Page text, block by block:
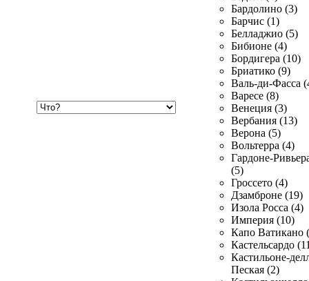
Бардолино (3)
Барчис (1)
Белладжио (5)
Бибионе (4)
Бордигера (10)
Бриатико (9)
Валь-ди-Фасса
Варесе (8)
Венеция (3)
Вербания (13)
Верона (5)
Вольтерра (4)
Гардоне-
(5)
Гроссето (4)
Дзамброне (19)
Изола Росса (4)
Империя (10)
Капо Ватикано
Кастельсардо
Кастильоне-
Пеская (2)